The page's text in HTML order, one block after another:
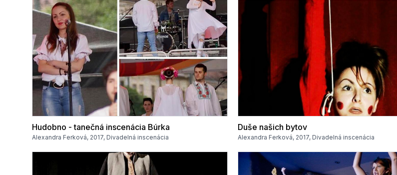
Hudobno - tanečná inscenácia Búrka
Alexandra Ferková, 2017, Divadelná inscenácia
Duše našich bytov
Alexandra Ferková, 2017, Divadelná inscenácia